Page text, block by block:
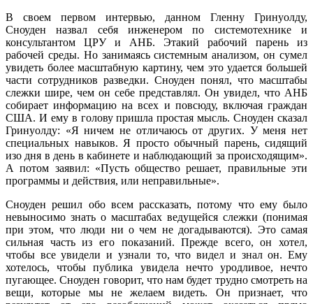
В своем первом интервью, данном Гленну Гринуолду,
Сноуден назвал себя инженером по системотехнике и
консультантом ЦРУ и АНБ. Этакий рабочий парень из
рабочей среды. Но занимаясь системным анализом, он сумел
увидеть более масштабную картину, чем это удается большей
части сотрудников разведки. Сноуден понял, что масштабы
слежки шире, чем он себе представлял. Он увидел, что АНБ
собирает информацию на всех и повсюду, включая граждан
США. И ему в голову пришла простая мысль. Сноуден сказал
Гринуолду: «Я ничем не отличаюсь от других. У меня нет
специальных навыков. Я просто обычный парень, сидящий
изо дня в день в кабинете и наблюдающий за происходящим».
А потом заявил: «Пусть общество решает, правильные эти
программы и действия, или неправильные».
Сноуден решил обо всем рассказать, потому что ему было
невыносимо знать о масштабах ведущейся слежки (понимая
при этом, что люди ни о чем не догадываются). Это самая
сильная часть из его показаний. Прежде всего, он хотел,
чтобы все увидели и узнали то, что видел и знал он. Ему
хотелось, чтобы публика увидела нечто уродливое, нечто
пугающее. Сноуден говорит, что нам будет трудно смотреть на
вещи, которые мы не желаем видеть. Он признает, что